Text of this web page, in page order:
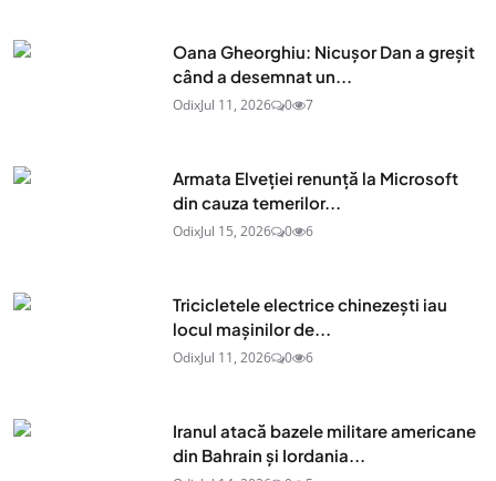
Oana Gheorghiu: Nicușor Dan a greșit
când a desemnat un...
OdixJul 11, 2026 0 7
Armata Elveției renunță la Microsoft
din cauza temerilor...
OdixJul 15, 2026 0 6
Tricicletele electrice chinezești iau
locul mașinilor de...
OdixJul 11, 2026 0 6
Iranul atacă bazele militare americane
din Bahrain și Iordania...